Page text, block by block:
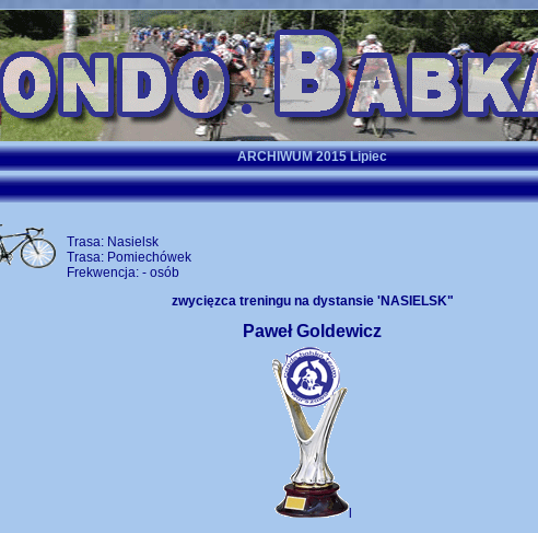
ARCHIWUM 2015 Lipiec
Trasa: Nasielsk
Trasa: Pomiechówek
Frekwencja: - osób
zwycięzca treningu na dystansie 'NASIELSK"
Paweł Goldewicz